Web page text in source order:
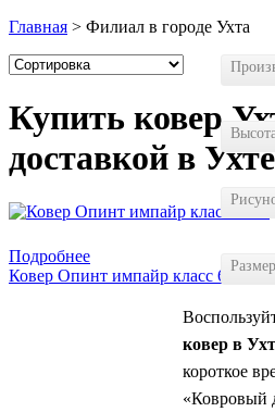
Главная > Филиал в городе Ухта
Размер
Купить ковер
доставкой в
Подробнее
Ковер Опинт импайр класс 6134
ковер в
короткое
«Ковровый